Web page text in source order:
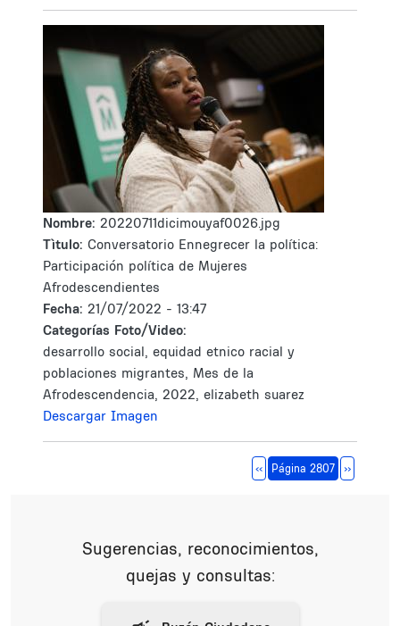
Nombre: 20220711dicimouyaf0026.jpg
Tìtulo: Conversatorio Ennegrecer la política:
Participación política de Mujeres
Afrodescendientes
Fecha: 21/07/2022 - 13:47
Categorías Foto/Video:
desarrollo social, equidad etnico racial y
poblaciones migrantes, Mes de la
Afrodescendencia, 2022, elizabeth suarez
Descargar Imagen
Página anterior
‹‹ Página 2807 Siguiente
››
Sugerencias, reconocimientos,
quejas y consultas: